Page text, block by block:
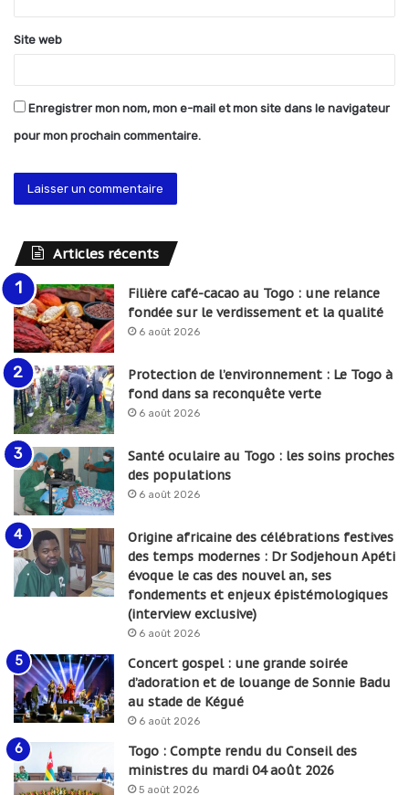
*
Site web
Enregistrer mon nom, mon e-mail et mon site dans le navigateur
pour mon prochain commentaire.
Articles récents
Filière café-cacao au Togo : une relance
fondée sur le verdissement et la qualité
6 août 2026
Protection de l’environnement : Le Togo à
fond dans sa reconquête verte
6 août 2026
Santé oculaire au Togo : les soins proches
des populations
6 août 2026
Origine africaine des célébrations festives
des temps modernes : Dr Sodjehoun Apéti
évoque le cas des nouvel an, ses
fondements et enjeux épistémologiques
(interview exclusive)
6 août 2026
Concert gospel : une grande soirée
d’adoration et de louange de Sonnie Badu
au stade de Kégué
6 août 2026
Togo : Compte rendu du Conseil des
ministres du mardi 04 août 2026
5 août 2026